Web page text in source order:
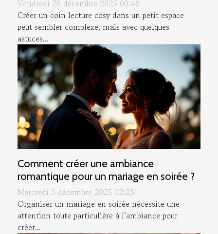
Vendredi 26 décembre 2025 00:46
Créer un coin lecture cosy dans un petit espace
peut sembler complexe, mais avec quelques
astuces...
Comment créer une ambiance
romantique pour un mariage en soirée ?
Mercredi 3 décembre 2025 02:25
Organiser un mariage en soirée nécessite une
attention toute particulière à l’ambiance pour
créer...